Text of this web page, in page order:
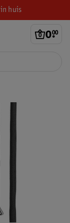
huis
0.
00